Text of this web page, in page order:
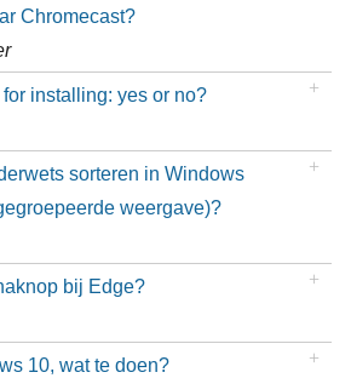
Chromecast?
installing: yes or no?
sorteren in Windows
weergave)?
bij Edge?
10, wat te doen?